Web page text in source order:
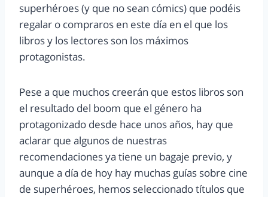
superhéroes (y que no sean cómics) que podéis
regalar o compraros en este día en el que los
libros y los lectores son los máximos
protagonistas.
Pese a que muchos creerán que estos libros son
el resultado del boom que el género ha
protagonizado desde hace unos años, hay que
aclarar que algunos de nuestras
recomendaciones ya tiene un bagaje previo, y
aunque a día de hoy hay muchas guías sobre cine
de superhéroes, hemos seleccionado títulos que